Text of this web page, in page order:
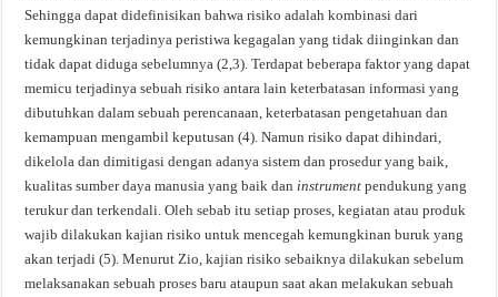
Sehingga dapat didefinisikan bahwa risiko adalah kombinasi dari
kemungkinan terjadinya peristiwa kegagalan yang tidak diinginkan dan
tidak dapat diduga sebelumnya (2,3). Terdapat beberapa faktor yang dapat
memicu terjadinya sebuah risiko antara lain keterbatasan informasi yang
dibutuhkan dalam sebuah perencanaan, keterbatasan pengetahuan dan
kemampuan mengambil keputusan (4). Namun risiko dapat dihindari,
dikelola dan dimitigasi dengan adanya sistem dan prosedur yang baik,
kualitas sumber daya manusia yang baik dan instrument pendukung yang
terukur dan terkendali. Oleh sebab itu setiap proses, kegiatan atau produk
wajib dilakukan kajian risiko untuk mencegah kemungkinan buruk yang
akan terjadi (5). Menurut Zio, kajian risiko sebaiknya dilakukan sebelum
melaksanakan sebuah proses baru ataupun saat akan melakukan sebuah